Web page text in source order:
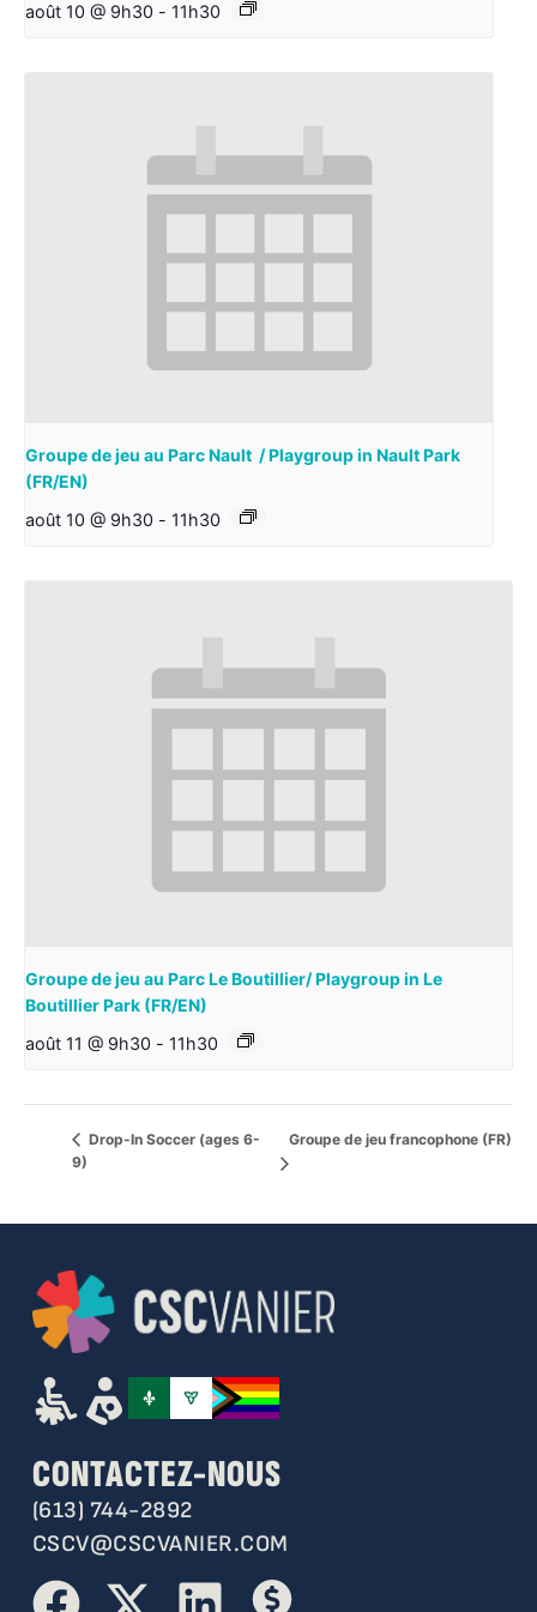
août 10 @ 9h30 - 11h30
Groupe de jeu au Parc Nault / Playgroup in Nault Park
(FR/EN)
août 10 @ 9h30 - 11h30
Groupe de jeu au Parc Le Boutillier/ Playgroup in Le
Boutillier Park (FR/EN)
août 11 @ 9h30 - 11h30
Drop-In Soccer (ages 6-
9)
Groupe de jeu francophone (FR)
CONTACTEZ-NOUS
(613) 744-2892
CSCV@CSCVANIER.COM